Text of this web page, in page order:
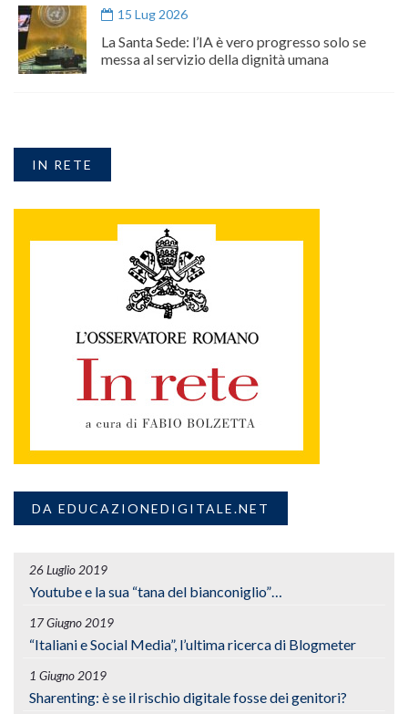
15 Lug 2026
La Santa Sede: l’IA è vero progresso solo se
messa al servizio della dignità umana
IN RETE
DA EDUCAZIONEDIGITALE.NET
26 Luglio 2019
Youtube e la sua “tana del bianconiglio”…
17 Giugno 2019
“Italiani e Social Media”, l’ultima ricerca di Blogmeter
1 Giugno 2019
Sharenting: è se il rischio digitale fosse dei genitori?